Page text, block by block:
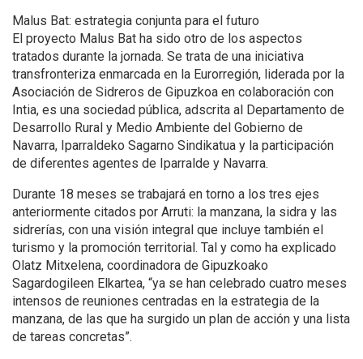
Malus Bat: estrategia conjunta para el futuro
El proyecto Malus Bat ha sido otro de los aspectos
tratados durante la jornada. Se trata de una iniciativa
transfronteriza enmarcada en la Eurorregión, liderada por la
Asociación de Sidreros de Gipuzkoa en colaboración con
Intia, es una sociedad pública, adscrita al Departamento de
Desarrollo Rural y Medio Ambiente del Gobierno de
Navarra, Iparraldeko Sagarno Sindikatua y la participación
de diferentes agentes de Iparralde y Navarra.
Durante 18 meses se trabajará en torno a los tres ejes
anteriormente citados por Arruti: la manzana, la sidra y las
sidrerías, con una visión integral que incluye también el
turismo y la promoción territorial. Tal y como ha explicado
Olatz Mitxelena, coordinadora de Gipuzkoako
Sagardogileen Elkartea, “ya se han celebrado cuatro meses
intensos de reuniones centradas en la estrategia de la
manzana, de las que ha surgido un plan de acción y una lista
de tareas concretas”.